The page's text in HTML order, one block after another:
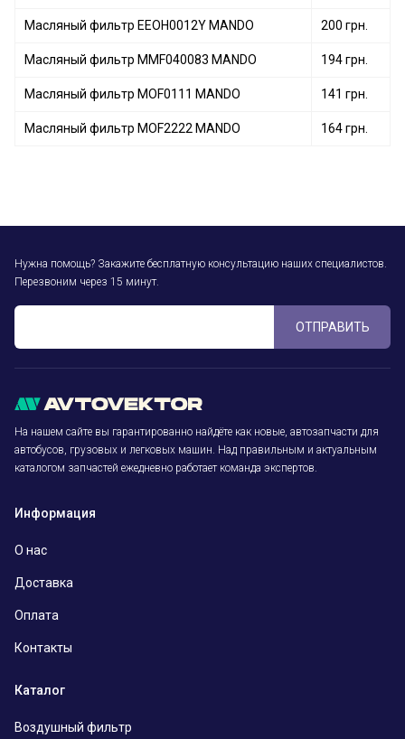
Масляный фильтр EEOH0012Y MANDO 200 грн.
Масляный фильтр MMF040083 MANDO 194 грн.
Масляный фильтр MOF0111 MANDO 141 грн.
Масляный фильтр MOF2222 MANDO 164 грн.
Нужна помощь? Закажите бесплатную консультацию наших специалистов.
Перезвоним через 15 минут.
ОТПРАВИТЬ
На нашем сайте вы гарантированно найдёте как новые, автозапчасти для
автобусов, грузовых и легковых машин. Над правильным и актуальным
каталогом запчастей ежедневно работает команда экспертов.
Информация
О нас
Доставка
Оплата
Контакты
Каталог
Воздушный фильтр